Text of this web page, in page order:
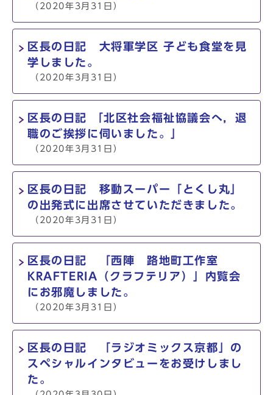
（2020年3月31日）
区長の日記 大将軍学区 子ども食堂を見
学しました。
（2020年3月31日）
区長の日記 「北区社会福祉協議会へ，退
職のご挨拶に伺いました。」
（2020年3月31日）
区長の日記 移動スーパー「とくし丸」
の出発式に出席させていただきました。
（2020年3月31日）
区長の日記 「西陣 路地町工作室
KRAFTERIA（クラフテリア）」内覧会
にお邪魔しました。
（2020年3月31日）
区長の日記 「ラジオミックス京都」の
スペシャルインタビューをお受けしまし
た。